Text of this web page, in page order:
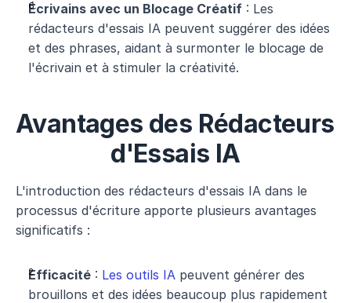
Écrivains avec un Blocage Créatif : Les
rédacteurs d'essais IA peuvent suggérer des idées
et des phrases, aidant à surmonter le blocage de
l'écrivain et à stimuler la créativité.
Avantages des Rédacteurs
d'Essais IA
L'introduction des rédacteurs d'essais IA dans le
processus d'écriture apporte plusieurs avantages
significatifs :
Efficacité : Les outils IA peuvent générer des
brouillons et des idées beaucoup plus rapidement